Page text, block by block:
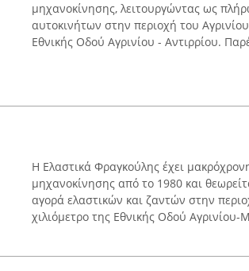
μηχανοκίνησης, λειτουργώντας ως
αυτοκινήτων στην περιοχή του
Εθνικής Οδού Αγρινίου - Αντιρρίου.
Η Ελαστικά Φραγκούλης έχει
μηχανοκίνησης από το 1980 και
αγορά ελαστικών και ζαντών στην
χιλιόμετρο της Εθνικής Οδού Αγρινίου-